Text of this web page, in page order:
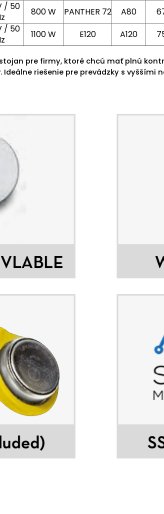
/ 50
800 W PANTHER 72 A80
/ 50
1100 W E120 A120
stojan pre firmy, ktoré chcú mať plnú
riešenie pre prevádzky s vyššími